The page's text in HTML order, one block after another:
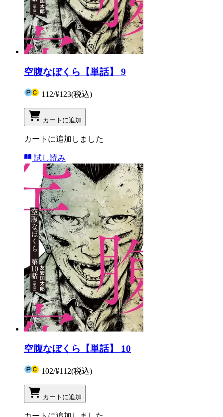
空腹なぼくら【単話】 9
112/¥123(税込)
カートに追加
カートに追加しました
試し読み
空腹なぼくら【単話】 10
102/¥112(税込)
カートに追加